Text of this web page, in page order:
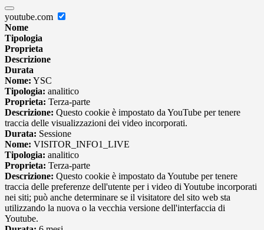
youtube.com
Nome
Tipologia
Proprieta
Descrizione
Durata
Nome: YSC
Tipologia: analitico
Proprieta: Terza-parte
Descrizione: Questo cookie è impostato da YouTube per tenere
traccia delle visualizzazioni dei video incorporati.
Durata: Sessione
Nome: VISITOR_INFO1_LIVE
Tipologia: analitico
Proprieta: Terza-parte
Descrizione: Questo cookie è impostato da Youtube per tenere
traccia delle preferenze dell'utente per i video di Youtube incorporati
nei siti; può anche determinare se il visitatore del sito web sta
utilizzando la nuova o la vecchia versione dell'interfaccia di
Youtube.